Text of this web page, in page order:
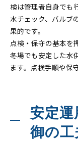
検は管理者自身でも
水チェック、バルブ
果的です。
点検・保守の基本を
冬場でも安定した水
ます。点検手順や保
安定運
御の工